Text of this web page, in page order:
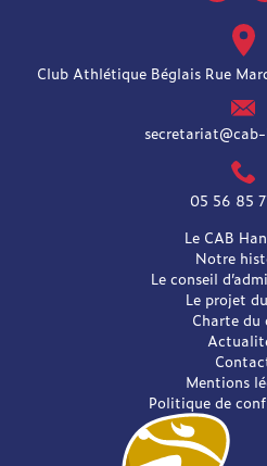
Club Athlétique Béglais Rue
05 56 85
Le CAB
Notre
Le conseil
Le projet
Charte du
Mentions
Politique de